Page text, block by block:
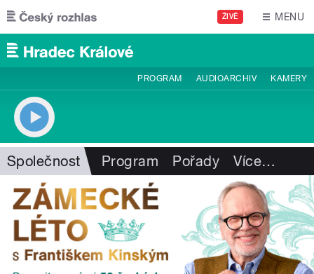
Přejít k hlavnímu obsahu
ŽIVĚ MENU
PROGRAM AUDIOARCHIV KAMERY
Společnost Program Pořady Více…